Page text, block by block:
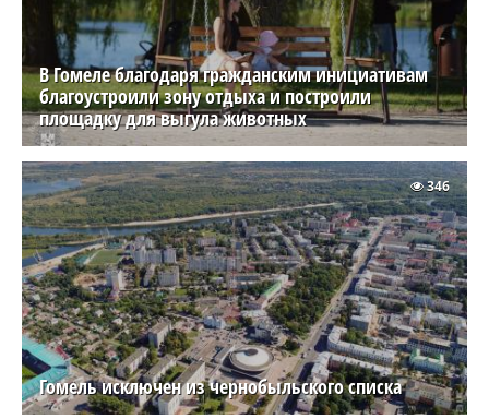
В Гомеле благодаря гражданским инициативам
благоустроили зону отдыха и построили
площадку для выгула животных
Гомель исключен из чернобыльского списка
346